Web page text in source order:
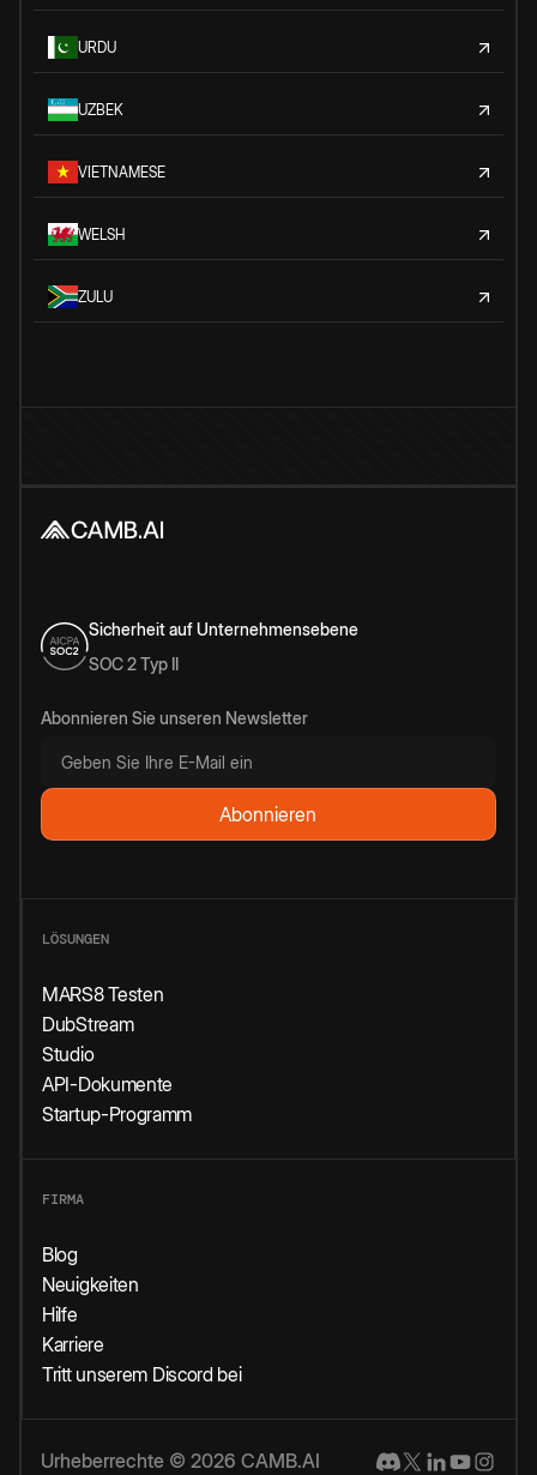
URDU
UZBEK
VIETNAMESE
WELSH
ZULU
Sicherheit auf Unternehmensebene
SOC 2 Typ II
Abonnieren Sie unseren Newsletter
LÖSUNGEN
MARS8 Testen
DubStream
Studio
API-Dokumente
Startup-Programm
FIRMA
Blog
Neuigkeiten
Hilfe
Karriere
Tritt unserem Discord bei
Urheberrechte © 2026 CAMB.AI